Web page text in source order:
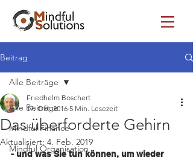
Beitrag
Alle Beiträge
Mindful Finance
Mindful Organisation
Alle Beiträge
Das überforderte Gehirn
Friedhelm Boschert
17. Okt. 2016 5 Min. Lesezeit
Aktualisiert: 4. Feb. 2019
- und was Sie tun können, um wieder